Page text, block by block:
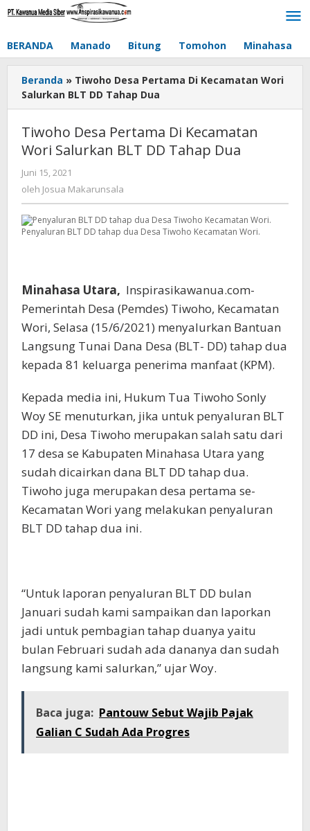
Lewati
BERANDA Manado Bitung Tomohon Minahasa
Beranda » Tiwoho Desa Pertama Di Kecamatan Wori
Salurkan BLT DD Tahap Dua
Tiwoho Desa Pertama Di Kecamatan
Wori Salurkan BLT DD Tahap Dua
Juni 15, 2021
Josua
oleh Josua Makarunsala
Penyaluran BLT DD tahap dua Desa Tiwoho Kecamatan Wori.
Minahasa Utara, Inspirasikawanua.com-
Pemerintah Desa (Pemdes) Tiwoho, Kecamatan
Wori, Selasa (15/6/2021) menyalurkan Bantuan
Langsung Tunai Dana Desa (BLT- DD) tahap dua
kepada 81 keluarga penerima manfaat (KPM).
Kepada media ini, Hukum Tua Tiwoho Sonly
Woy SE menuturkan, jika untuk penyaluran BLT
DD ini, Desa Tiwoho merupakan salah satu dari
17 desa se Kabupaten Minahasa Utara yang
sudah dicairkan dana BLT DD tahap dua.
Tiwoho juga merupakan desa pertama se-
Kecamatan Wori yang melakukan penyaluran
BLT DD tahap dua ini.
“Untuk laporan penyaluran BLT DD bulan
Januari sudah kami sampaikan dan laporkan
jadi untuk pembagian tahap duanya yaitu
bulan Februari sudah ada dananya dan sudah
langsung kami salurkan,” ujar Woy.
Baca juga: Pantouw Sebut Wajib Pajak
Galian C Sudah Ada Progres